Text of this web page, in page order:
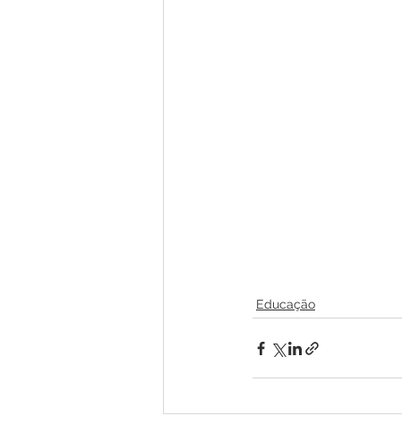
Educação